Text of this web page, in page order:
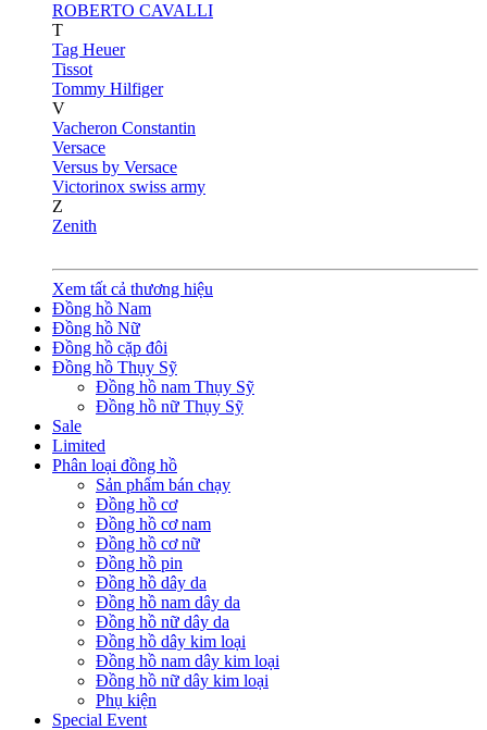
ROBERTO CAVALLI
T
Tag Heuer
Tissot
Tommy Hilfiger
V
Vacheron Constantin
Versace
Versus by Versace
Victorinox swiss army
Z
Zenith
Xem tất cả thương hiệu
Đồng hồ Nam
Đồng hồ Nữ
Đồng hồ cặp đôi
Đồng hồ Thụy Sỹ
Đồng hồ nam Thụy Sỹ
Đồng hồ nữ Thụy Sỹ
Sale
Limited
Phân loại đồng hồ
Sản phẩm bán chạy
Đồng hồ cơ
Đồng hồ cơ nam
Đồng hồ cơ nữ
Đồng hồ pin
Đồng hồ dây da
Đồng hồ nam dây da
Đồng hồ nữ dây da
Đồng hồ dây kim loại
Đồng hồ nam dây kim loại
Đồng hồ nữ dây kim loại
Phụ kiện
Special Event